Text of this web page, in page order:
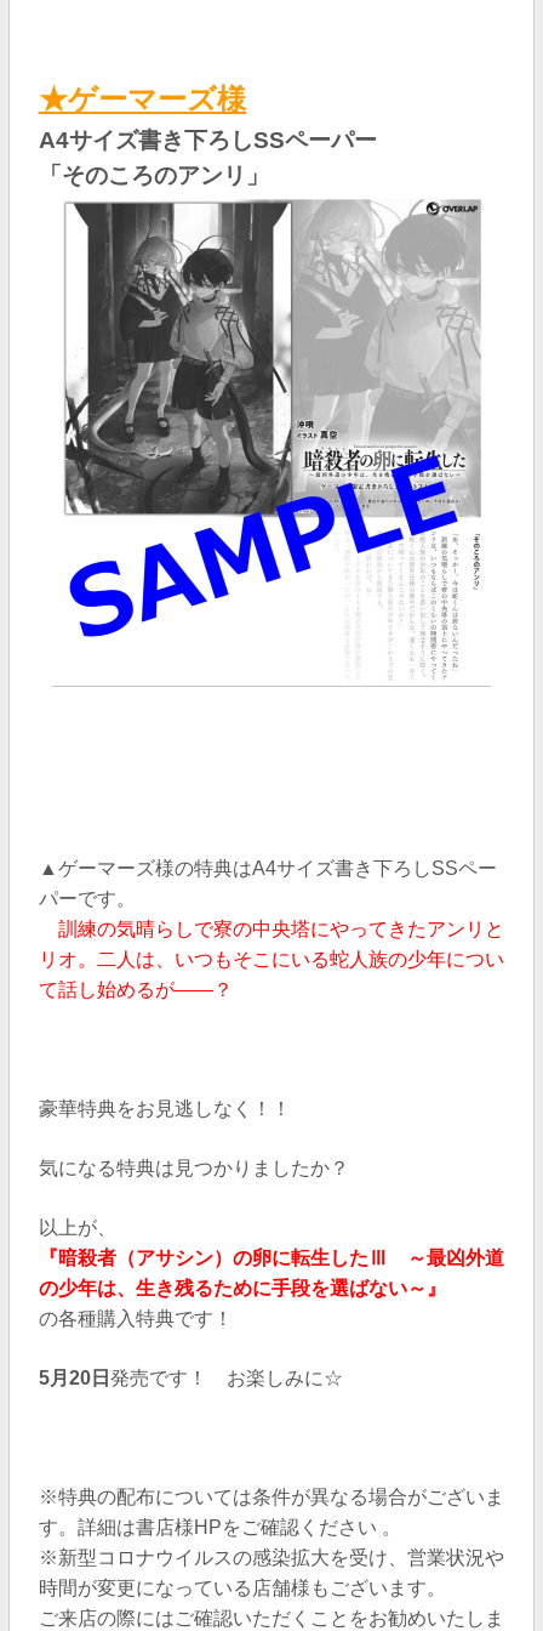
★ゲーマーズ様
A4サイズ書き下ろしSSペーパー
「そのころのアンリ」
▲ゲーマーズ様の特典はA4サイズ書き下ろしSSペー
パーです。
訓練の気晴らしで寮の中央塔にやってきたアンリと
リオ。二人は、いつもそこにいる蛇人族の少年につい
て話し始めるが――？
豪華特典をお見逃しなく！！
気になる特典は見つかりましたか？
以上が、
『暗殺者（アサシン）の卵に転生したⅢ ～最凶外道
の少年は、生き残るために手段を選ばない～ 』
の各種購入特典です！
5月20日 発売です！ お楽しみに☆
※特典の配布については条件が異なる場合がございま
す。詳細は書店様HPをご確認ください 。
※新型コロナウイルスの感染拡大を受け、営業状況や
時間が変更になっている店舗様もございます。
ご来店の際にはご確認いただくことをお勧めいたしま